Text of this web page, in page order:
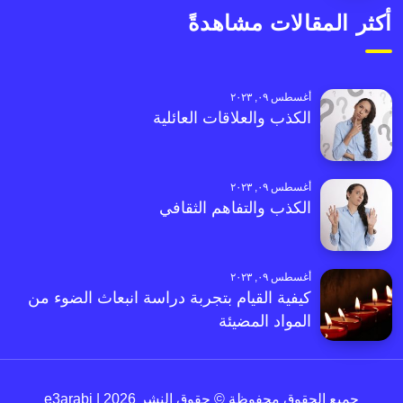
أكثر المقالات مشاهدةً
أغسطس ٠٩, ٢٠٢٣
الكذب والعلاقات العائلية
أغسطس ٠٩, ٢٠٢٣
الكذب والتفاهم الثقافي
أغسطس ٠٩, ٢٠٢٣
كيفية القيام بتجربة دراسة انبعاث الضوء من
المواد المضيئة
جميع الحقوق محفوظة © حقوق النشر 2026 | e3arabi